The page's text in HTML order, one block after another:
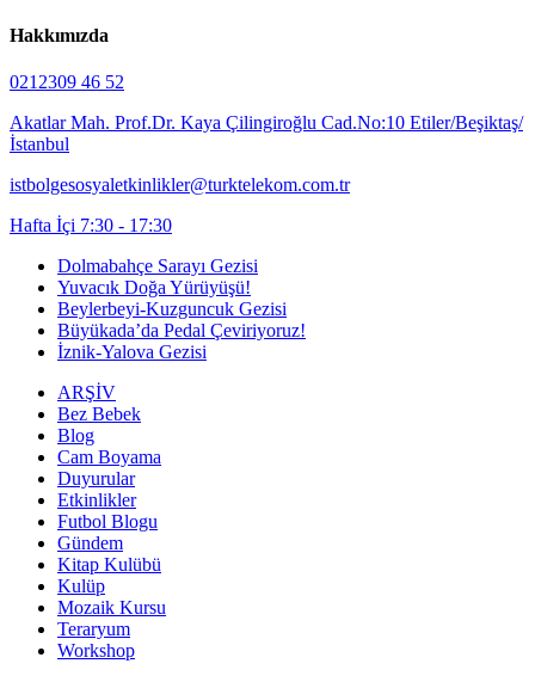
Hakkımızda
0212309 46 52
Akatlar Mah. Prof.Dr. Kaya Çilingiroğlu Cad.No:10 Etiler/Beşiktaş/
İstanbul
istbolgesosyaletkinlikler@turktelekom.com.tr
Hafta İçi 7:30 - 17:30
Dolmabahçe Sarayı Gezisi
Yuvacık Doğa Yürüyüşü!
Beylerbeyi-Kuzguncuk Gezisi
Büyükada’da Pedal Çeviriyoruz!
İznik-Yalova Gezisi
ARŞİV
Bez Bebek
Blog
Cam Boyama
Duyurular
Etkinlikler
Futbol Blogu
Gündem
Kitap Kulübü
Kulüp
Mozaik Kursu
Teraryum
Workshop